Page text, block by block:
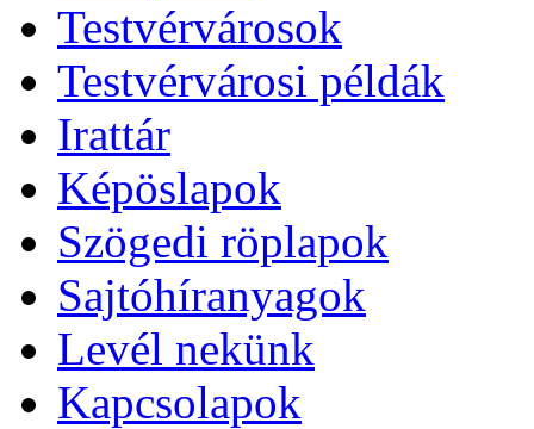
Testvérvárosok
Testvérvárosi példák
Irattár
Képöslapok
Szögedi röplapok
Sajtóhíranyagok
Levél nekünk
Kapcsolapok